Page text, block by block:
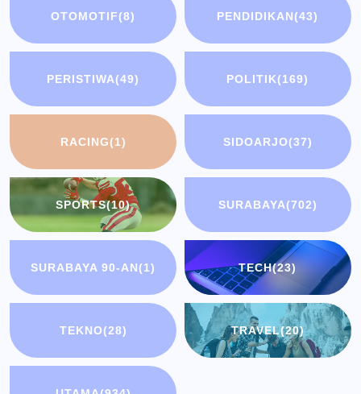
OTOMOTIF(8) PENDIDIKAN(43)
PERISTIWA(49) POLITIK(169)
RACING(1) SIDOARJO(37)
SPORTS(10) SURABAYA(702)
SURABAYA 90-AN(1) TECH(23)
TEKNO(28) TRAVEL(20)